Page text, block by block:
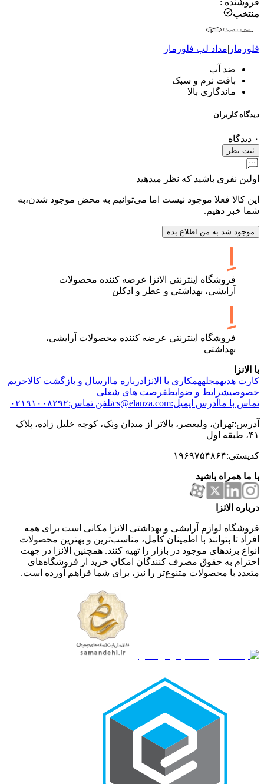
فروشنده :
منتخب
فلورمار |مداد لب فلورمار
ضد آب
بافت نرم و سبک
ماندگاری بالا
دیدگاه کاربران
۰ دیدگاه
ثبت نظر
اولین نفری باشید که نظر میدهید
این کالا فعلا موجود نیست اما می‌توانیم به محض موجود شدن،به
شما خبر دهیم.
موجود شد به من اطلاع بده
فروشگاه اینترنتی الانزا عرضه کننده محصولات
آرایشی، بهداشتی و عطر و ادکلن
فروشگاه اینترنتی عرضه کننده محصولات آرایشی،
بهداشتی
با الانزا
کارت هدیهمجلههمکاری با الانزا درباره ما ارسال و بازگشت کالاحریم
خصوصیشرایط و ضوابطفرصت های شغلی
تماس با ما آدرس ایمیل:cs@elanza.com تلفن تماس:۰۲۱۹۱۰۰۸۲۹۲
آدرس:تهران، ولیعصر، بالاتر از میدان ونک، کوچه خلیل زاده، پلاک
۴۱، طبقه اول
کدپستی:۱۹۶۹۷۵۴۸۶۴
با ما همراه باشید
درباره الانزا
فروشگاه لوازم آرایشی و بهداشتی الانزا مکانی است برای همه
افراد تا بتوانند با اطمینان کامل، مناسب‌ترین و بهترین محصولات
انواع برندهای موجود در بازار را تهیه کنند. همچنین الانزا در جهت
احترام به حقوق مصرف کنندگان امکان خرید از فروشگاه‌های
متعدد با محصولات متنوع‌تر را نیز، برای شما فراهم آورده است.